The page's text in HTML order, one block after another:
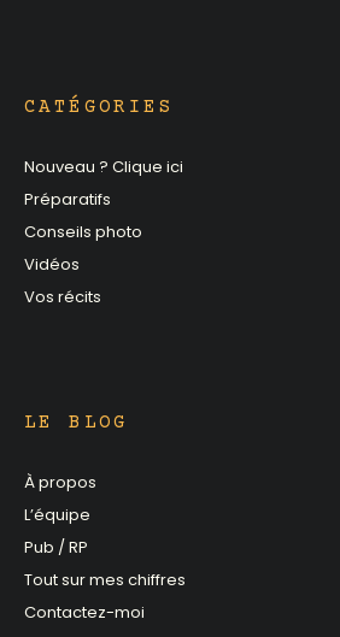
CATÉGORIES
Nouveau ? Clique ici
Préparatifs
Conseils photo
Vidéos
Vos récits
LE BLOG
À propos
L’équipe
Pub / RP
Tout sur mes chiffres
Contactez-moi